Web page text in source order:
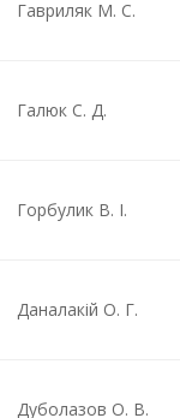
Гавриляк М. С.
Галюк С. Д.
Горбулик В. І.
Даналакій О. Г.
Дуболазов О. В.